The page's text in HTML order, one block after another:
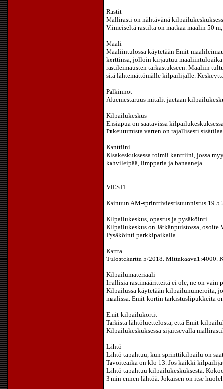
Rastit
Mallirasti on nähtävänä
Viimeiseltä rastilta on matkaa maalin 50
Maali
Maaliintulossa käytetään Emit-
korttinsa, jolloin kirjautuu
rastileimausten tarkastukseen. Maaliin
sitä lähtemättömälle kilpailijalle.
Palkinnot
Aluemestaruus mitalit jaetaan
Kilpailukeskus
Ensiapua on saatavissa
Pukeutumista varten on rajallisesti
Kanttiini
Kisakeskuksessa toimii kanttiini, jossa
kahvileipää, limpparia ja banaaneja.
VIESTI
Kainuun AM-sprinttiviestisuunnistus
Kilpailukeskus, opastus ja pysäköinti
Kilpailukeskus on Jätkänpuistossa, osoite
Pysäköinti parkkipaikalla.
Kartta
Tulostekartta 5/2018. Mittakaava1:4000.
Kilpailumateriaali
Irrallisia rastimääritteitä ei ole, ne on vain
Kilpailussa käytetään kilpailunumeroita,
maalissa. Emit-kortin tarkistuslipukkeita
Emit-kilpailukortit
Tarkista lähtöluettelosta, että Emit-
Kilpailukeskuksessa sijaitsevalla
Lähtö
Lähtö tapahtuu, kun sprinttikilpailu on
Tavoiteaika on klo 13. Jos kaikki
Lähtö tapahtuu kilpailukeskuksesta.
3 min ennen lähtöä. Jokaisen on itse